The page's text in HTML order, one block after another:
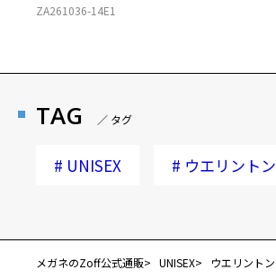
ZA261036-14E1
TAG ／ タグ
# UNISEX # ウエリントン
メガネのZoff公式通販 UNISEX ウエリントン